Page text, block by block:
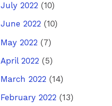
July 2022 (10)
June 2022 (10)
May 2022 (7)
April 2022 (5)
March 2022 (14)
February 2022 (13)